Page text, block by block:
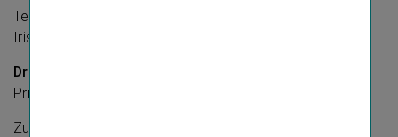
Texterei, Dagmar Jenner
Iris Erber
Druck:
Print Alliance HAV Produktions GmbH
Zum Teil inhouse produziert mit firesys